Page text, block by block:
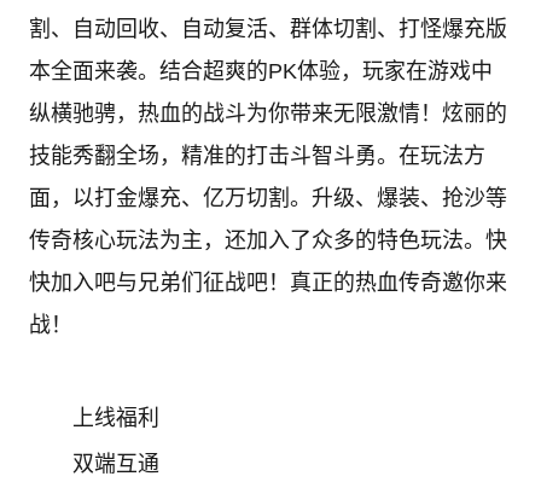
割、自动回收、自动复活、群体切割、打怪爆充版
本全面来袭。结合超爽的PK体验，玩家在游戏中
纵横驰骋，热血的战斗为你带来无限激情！炫丽的
技能秀翻全场，精准的打击斗智斗勇。在玩法方
面，以打金爆充、亿万切割。升级、爆装、抢沙等
传奇核心玩法为主，还加入了众多的特色玩法。快
快加入吧与兄弟们征战吧！真正的热血传奇邀你来
战！
上线福利
双端互通